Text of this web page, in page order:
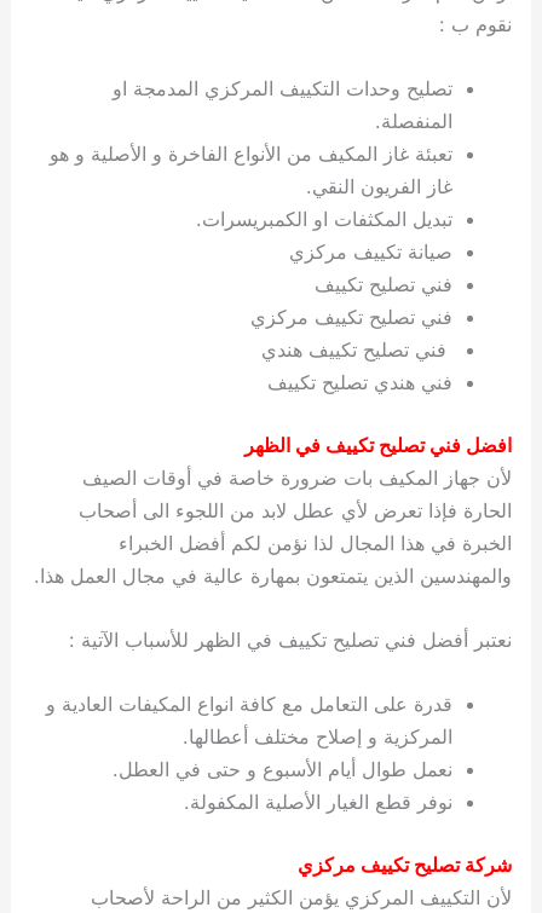
نقوم ب :
تصليح وحدات التكييف المركزي المدمجة او
المنفصلة.
تعبئة غاز المكيف من الأنواع الفاخرة و الأصلية و هو
غاز الفريون النقي.
تبديل المكثفات او الكمبريسرات.
صيانة تكييف مركزي
فني تصليح تكييف
فني تصليح تكييف مركزي
فني تصليح تكييف هندي
فني هندي تصليح تكييف
افضل فني تصليح تكييف في الظهر
لأن جهاز المكيف بات ضرورة خاصة في أوقات الصيف
الحارة فإذا تعرض لأي عطل لابد من اللجوء الى أصحاب
الخبرة في هذا المجال لذا نؤمن لكم أفضل الخبراء
والمهندسين الذين يتمتعون بمهارة عالية في مجال العمل هذا.
نعتبر أفضل فني تصليح تكييف في الظهر للأسباب الآتية :
قدرة على التعامل مع كافة انواع المكيفات العادية و
المركزية و إصلاح مختلف أعطالها.
نعمل طوال أيام الأسبوع و حتى في العطل.
نوفر قطع الغيار الأصلية المكفولة.
شركة تصليح تكييف مركزي
لأن التكييف المركزي يؤمن الكثير من الراحة لأصحاب